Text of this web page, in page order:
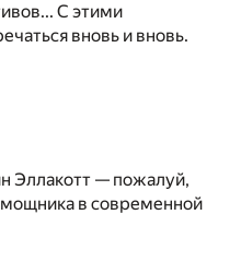
С этими
вновь и вновь.
Эллакотт — пожалуй,
в современной